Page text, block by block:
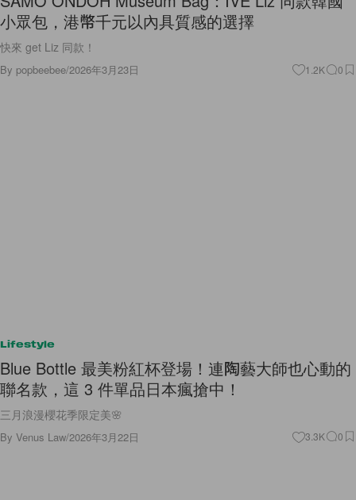
小眾包，港幣千元以內具質感的選擇
快來 get Liz 同款！
By popbeebee/2026年3月23日 1.2K 0
Lifestyle
Blue Bottle 最美粉紅杯登場！連陶藝大師也心動的
聯名款，這 3 件單品日本瘋搶中！
三月浪漫櫻花季限定美🌸
By Venus Law/2026年3月22日 3.3K 0